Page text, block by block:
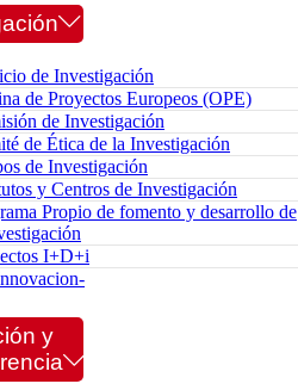
de Investigación
de Proyectos Europeos (OPE)
de Investigación
de Ética de la Investigación
de Investigación
y Centros de Investigación
Propio de fomento y desarrollo de
I+D+i
y